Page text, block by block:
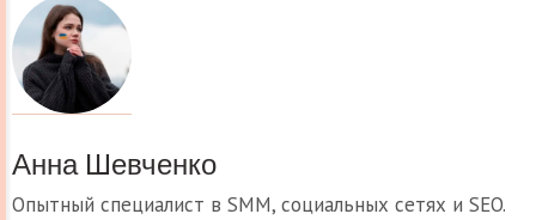
Анна Шевченко
Опытный специалист в SMM, социальных сетях и SEO.